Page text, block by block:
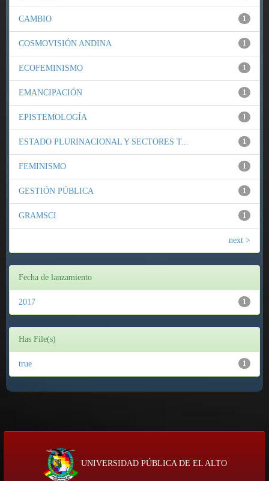
1
CAMBIO
1
COSMOVISIÓN ANDINA
1
ECOFEMINISMO
1
EMANCIPACIÓN
1
EPISTEMOLOGÍA
1
ESTADO PLURINACIONAL Y SECTORES T...
1
FEMINISMO
1
GESTIÓN PÚBLICA
1
GRAMSCI
next >
Fecha de lanzamiento
1
2017
Has File(s)
1
true
UNIVERSIDAD PÚBLICA DE EL ALTO